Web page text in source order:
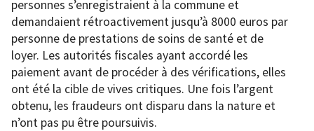
personnes s’enregistraient à la commune et
demandaient rétroactivement jusqu’à 8000 euros par
personne de prestations de soins de santé et de
loyer. Les autorités fiscales ayant accordé les
paiement avant de procéder à des vérifications, elles
ont été la cible de vives critiques. Une fois l’argent
obtenu, les fraudeurs ont disparu dans la nature et
n’ont pas pu être poursuivis.